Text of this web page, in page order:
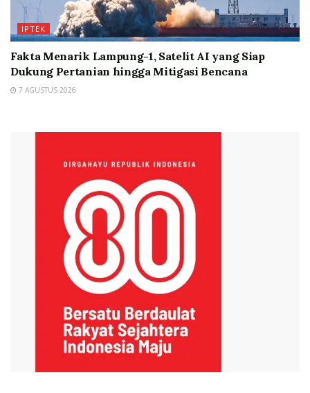
IPTEK
Fakta Menarik Lampung-1, Satelit AI yang Siap
Dukung Pertanian hingga Mitigasi Bencana
7 AGUSTUS 2026